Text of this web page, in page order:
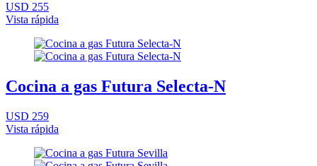
USD 255
Vista rápida
Cocina a gas Futura Selecta-N
USD 259
Vista rápida